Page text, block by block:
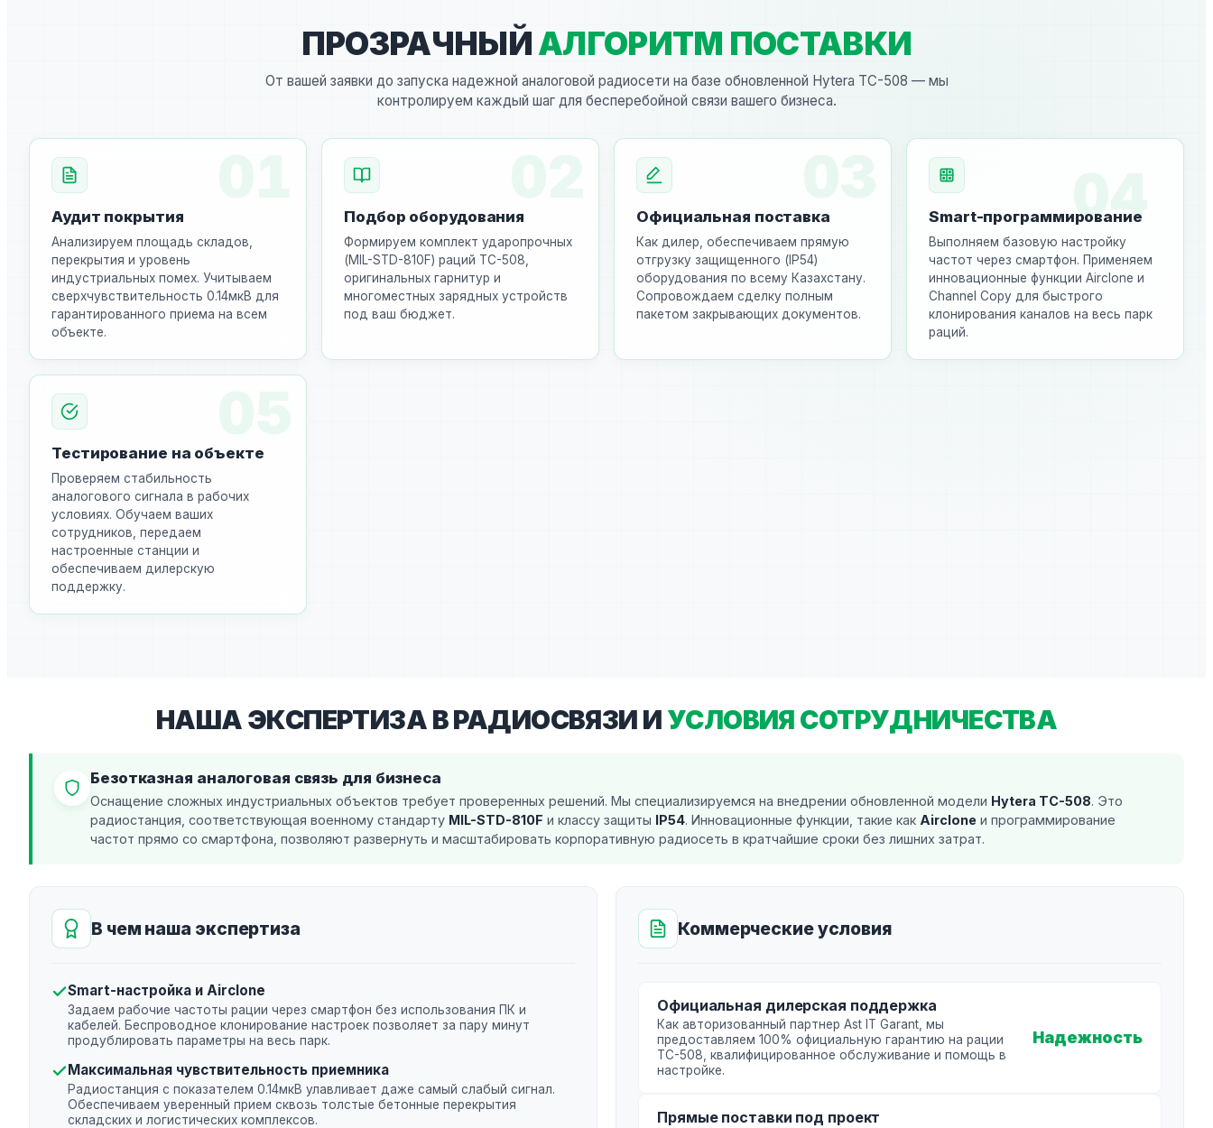
ПРОЗРАЧНЫЙАЛГОРИТМ ПОСТАВКИ
От вашей заявки до запуска надежной аналоговой радиосети на базе обновленной Hytera TC-508 — мы
контролируем каждый шаг для бесперебойной связи вашего бизнеса.
Аудит покрытия
Анализируем площадь складов,
перекрытия и уровень
индустриальных помех. Учитываем
сверхчувствительность 0.14мкВ для
гарантированного приема на всем
объекте.
Подбор оборудования
Формируем комплект ударопрочных
(MIL-STD-810F) раций TC-508,
оригинальных гарнитур и
многоместных зарядных устройств
под ваш бюджет.
Официальная поставка
Как дилер, обеспечиваем прямую
отгрузку защищенного (IP54)
оборудования по всему Казахстану.
Сопровождаем сделку полным
пакетом закрывающих документов.
04
Smart-программирование
Выполняем базовую настройку
частот через смартфон. Применяем
инновационные функции Airclone и
Channel Copy для быстрого
клонирования каналов на весь парк
раций.
Тестирование на объекте
Проверяем стабильность
аналогового сигнала в рабочих
условиях. Обучаем ваших
сотрудников, передаем
настроенные станции и
обеспечиваем дилерскую
поддержку.
НАША ЭКСПЕРТИЗА В РАДИОСВЯЗИ И УСЛОВИЯ СОТРУДНИЧЕСТВА
Безотказная аналоговая связь для бизнеса
Оснащение сложных индустриальных объектов требует проверенных решений. Мы специализируемся на внедрении обновленной модели Hytera TC-508. Это
радиостанция, соответствующая военному стандарту MIL-STD-810F и классу защиты IP54. Инновационные функции, такие как Airclone и программирование
частот прямо со смартфона, позволяют развернуть и масштабировать корпоративную радиосеть в кратчайшие сроки без лишних затрат.
В чем наша экспертиза
Smart-настройка и Airclone
Задаем рабочие частоты рации через смартфон без использования ПК и
кабелей. Беспроводное клонирование настроек позволяет за пару минут
продублировать параметры на весь парк.
Максимальная чувствительность приемника
Радиостанция с показателем 0.14мкВ улавливает даже самый слабый сигнал.
Обеспечиваем уверенный прием сквозь толстые бетонные перекрытия
складских и логистических комплексов.
Коммерческие условия
Официальная дилерская поддержка
Как авторизованный партнер Ast IT Garant, мы
предоставляем 100% официальную гарантию на рации
TC-508, квалифицированное обслуживание и помощь в
настройке.
Надежность
Прямые поставки под проект